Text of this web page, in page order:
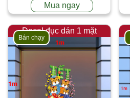
Mua ngay
Decal đục dán 1 mặt
Bán chạy